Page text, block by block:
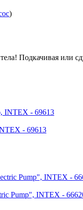
)
Подкачивая или
- 69613
Pump", INTEX -